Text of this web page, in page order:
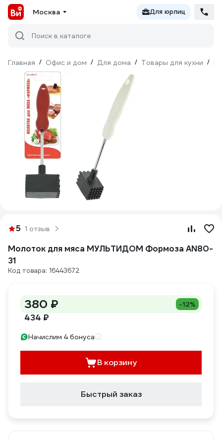
Москва Для юрлиц
Поиск в каталоге
Главная / Офис и дом / Для дома / Товары для кухни /
5 1 отзыв
Молоток для мяса МУЛЬТИДОМ Формоза AN80-
31
Код товара: 16443672
380 ₽ -12%
434 ₽
Начислим 4 бонуса
В корзину
Быстрый заказ